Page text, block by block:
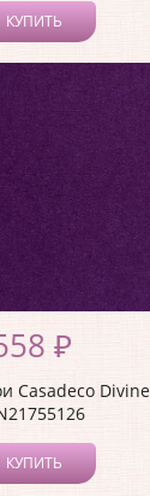
КУПИТЬ
₽
Casadeco Divine
КУПИТЬ